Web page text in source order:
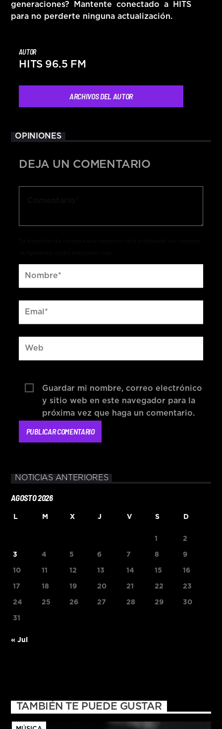
generaciones? Mantente conectado a HITS
para no perderte ninguna actualización.
AUTOR
HITS 96.5 FM
ARCHIVOS DEL AUTOR
OPINIONES
DEJA UN COMENTARIO
Guardar mi nombre, correo electrónico
y sitio web en este navegador para la
próxima vez que haga un comentario.
NOTICIAS ANTERIORES
AGOSTO 2026
L M X J V S D
1 2
3 4 5 6 7 8 9
10 11 12 13 14 15 16
17 18 19 20 21 22 23
24 25 26 27 28 29 30
31
« Jul
TAMBIÉN TE PUEDE GUSTAR